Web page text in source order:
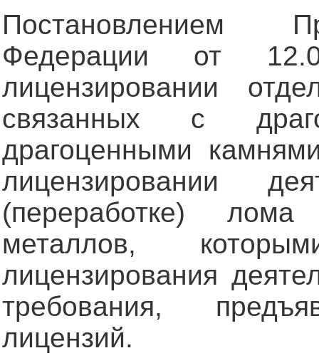
Постановлением
Федерации от
лицензировании
связанных с
драгоценными
лицензировании
(переработке)
металлов,
лицензирования
требования,
лицензий.